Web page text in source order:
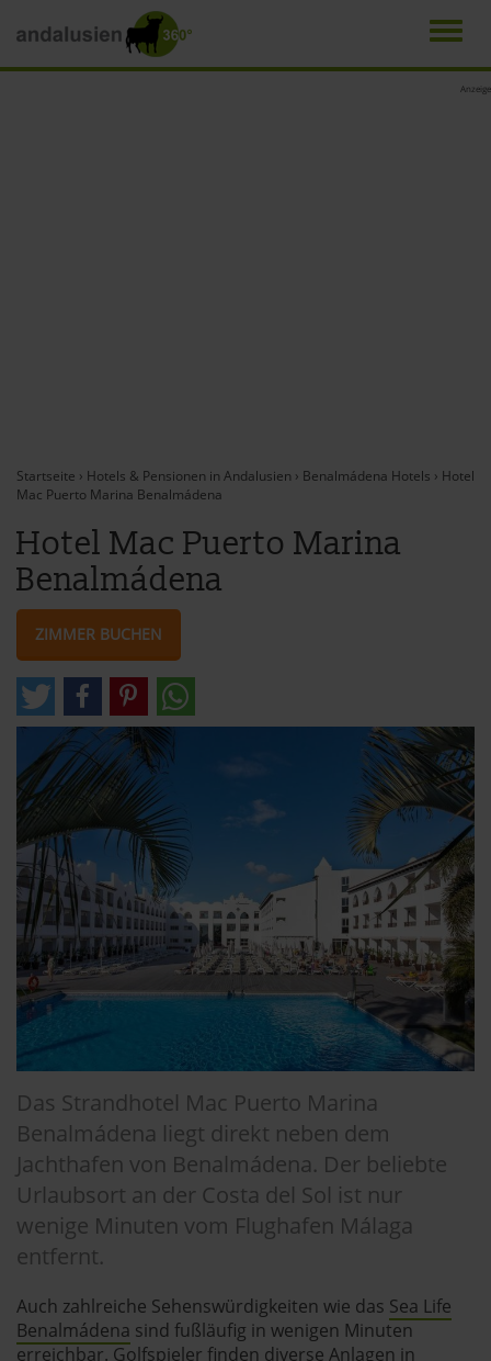
Anzeige
Startseite › Hotels & Pensionen in Andalusien › Benalmádena Hotels › Hotel
Mac Puerto Marina Benalmádena
Hotel Mac Puerto Marina
Benalmádena
ZIMMER BUCHEN
Das Strandhotel Mac Puerto Marina
Benalmádena liegt direkt neben dem
Jachthafen von Benalmádena. Der beliebte
Urlaubsort an der Costa del Sol ist nur
wenige Minuten vom Flughafen Málaga
entfernt.
Auch zahlreiche Sehenswürdigkeiten wie das Sea Life
Benalmádena sind fußläufig in wenigen Minuten
erreichbar. Golfspieler finden diverse Anlagen in